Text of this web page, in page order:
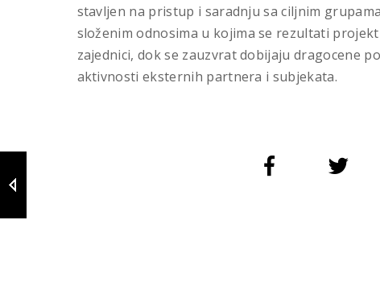
stavljen na pristup i saradnju sa ciljnim
složenim odnosima u kojima se rezultati
zajednici, dok se zauzvrat dobijaju dragocene
aktivnosti eksternih partnera i subjekata.